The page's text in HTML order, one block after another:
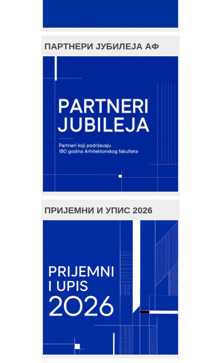
ПАРТНЕРИ ЈУБИЛЕЈА АФ
ПРИЈЕМНИ И УПИС 2026